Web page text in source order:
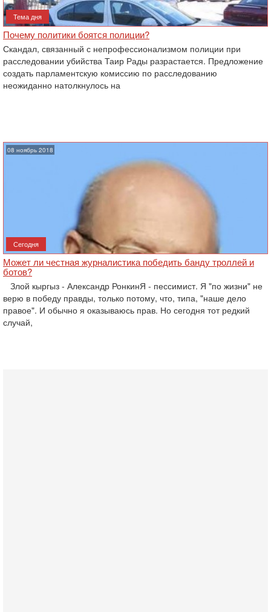
Тема дня
Почему политики боятся полиции?
Скандал, связанный с непрофессионализмом полиции при
расследовании убийства Таир Рады разрастается. Предложение
создать парламентскую комиссию по расследованию
неожиданно натолкнулось на
08 ноябрь 2018
Сегодня
Может ли честная журналистика победить банду троллей и
ботов?
Злой кыргыз - Александр РонкинЯ - пессимист. Я "по жизни" не
верю в победу правды, только потому, что, типа, "наше дело
правое". И обычно я оказываюсь прав. Но сегодня тот редкий
случай,